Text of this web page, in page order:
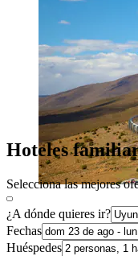
Hoteles
Selecciona las mejores
¿A dónde quieres ir?
Fechas
Huéspedes